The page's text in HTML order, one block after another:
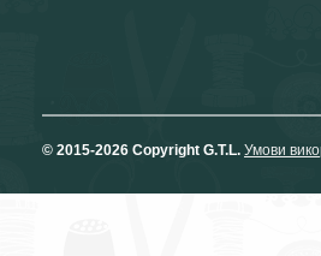
© 2015-2026 Copyright G.T.L. Умови